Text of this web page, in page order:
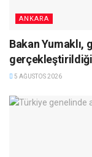
ANKARA
Bakan Yumaklı,
5 AĞUSTOS 2026